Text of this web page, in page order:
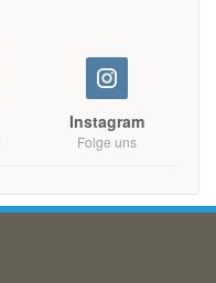
Instagram
Folge uns